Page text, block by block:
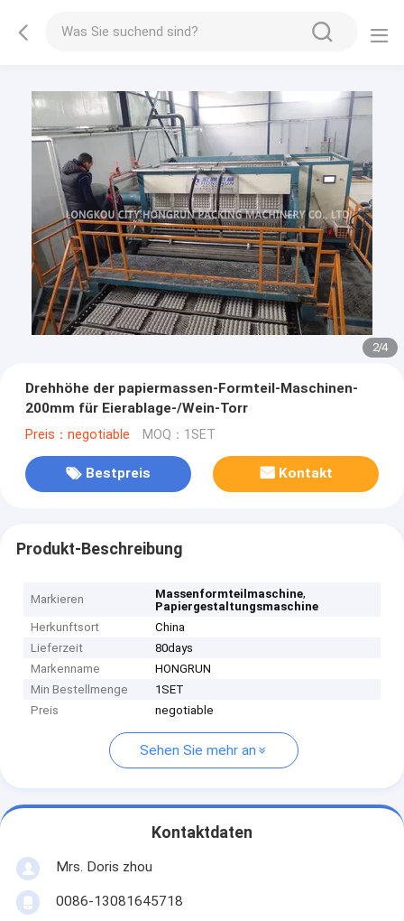
3/4
Drehhöhe der papiermassen-Formteil-Maschinen-
200mm für Eierablage-/Wein-Torr
Preis：negotiable MOQ：1SET
Bestpreis Kontakt
Produkt-Beschreibung
Markieren Massenformteilmaschine,
Papiergestaltungsmaschine
Herkunftsort
China
Lieferzeit
80days
Markenname
HONGRUN
Min Bestellmenge
1SET
Preis
negotiable
Sehen Sie mehr an
Kontaktdaten
Mrs. Doris zhou
0086-13081645718